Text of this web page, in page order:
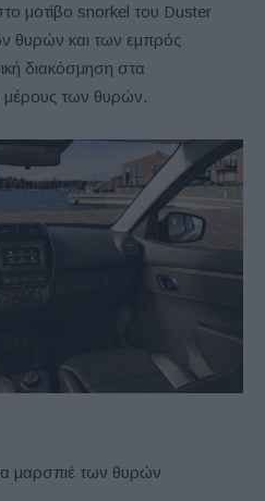
μοτίβο snorkel του Duster
θυρών και των εμπρός
διακόσμηση στα
μέρους των θυρών.
μαρσπιέ των θυρών